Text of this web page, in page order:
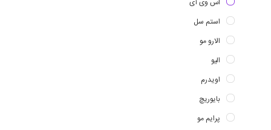
اس وی آی
استم سل
الارو مو
الیو
اویدرم
بایوریچ
پرایم مو